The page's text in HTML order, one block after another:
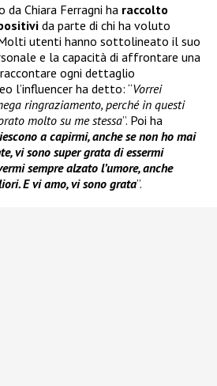
Chiara Ferragni ha raccolto
da parte di chi ha voluto
utenti hanno sottolineato il suo
e la capacità di affrontare una
ogni dettaglio
l’influencer ha detto: “Vorrei
ringraziamento, perché in questi
molto su me stessa”. Poi ha
a capirmi, anche se non ho mai
vi sono super grata di essermi
sempre alzato l’umore, anche
E vi amo, vi sono grata”.